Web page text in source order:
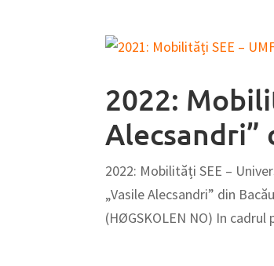
2022:
Alecsandri”
2022: Mobilități SEE –
„Vasile Alecsandri” din
(HØGSKOLEN NO) In